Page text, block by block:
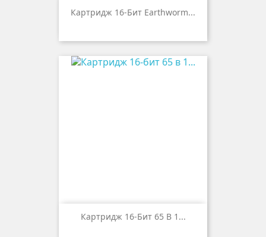
Картридж 16-Бит Earthworm...
Картридж 16-Бит 65 В 1...